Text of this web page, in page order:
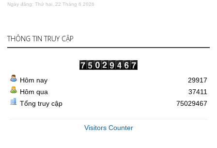
Ngày đăng: Thứ hai, 22 Tháng 6 2026
THÔNG TIN TRUY CẬP
Hôm nay
Hôm qua
Tổng truy cập
29917
37411
75029467
Visitors Counter